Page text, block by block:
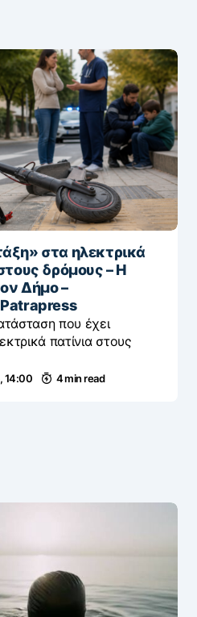
στα ηλεκτρικά
δρόμους – Η
Δήμο –
που έχει
πατίνια στους
14:00 4 min read